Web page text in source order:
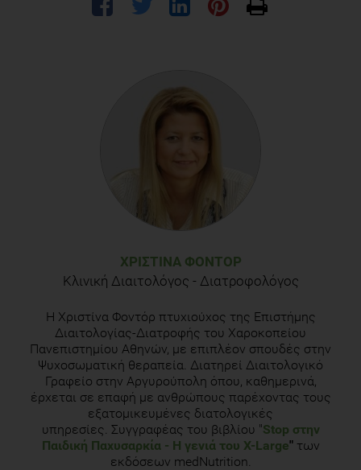
ΧΡΙΣΤΊΝΑ ΦΟΝΤΌΡ
Κλινική Διαιτολόγος - Διατροφολόγος
H Χριστίνα Φοντόρ πτυχιούχος της Επιστήμης
Διαιτολογίας-Διατροφής του Χαροκοπείου
Πανεπιστημίου Αθηνών, με επιπλέον σπουδές στην
Ψυχοσωματική θεραπεία. Διατηρεί Διαιτολογικό
Γραφείο στην Αργυρούπολη όπου, καθημερινά,
έρχεται σε επαφή με ανθρώπους παρέχοντας τους
εξατομικευμένες διατολογικές
υπηρεσίες. Συγγραφέας του βιβλίου "Stop στην
Παιδική Παχυσαρκία- Η γενιά του Χ-Large" των
εκδόσεων medNutrition.